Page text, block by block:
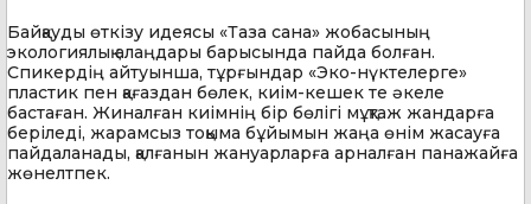
Байқауды өткізу идеясы «Таза сана» жобасының
экологиялық алаңдары барысында пайда болған.
Спикердің айтуынша, тұрғындар «Эко-нүктелерге»
пластик пен қағаздан бөлек, киім-кешек те әкеле
бастаған. Жиналған киімнің бір бөлігі мұқтаж жандарға
беріледі, жарамсыз тоқыма бұйымын жаңа өнім жасауға
пайдаланады, қалғанын жануарларға арналған панажайға
жөнелтпек.